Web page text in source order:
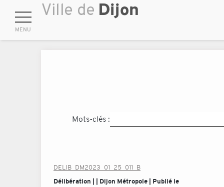
Mots-clés :
DELIB_DM2023_01_25_011_B
Délibération | | Dijon Métropole | Publié le